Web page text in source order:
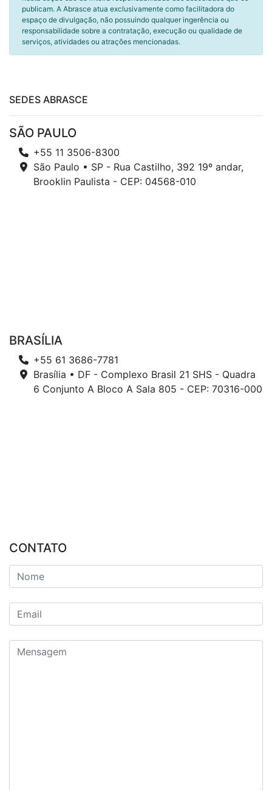
publicam. A Abrasce atua exclusivamente como facilitadora do
espaço de divulgação, não possuindo qualquer ingerência ou
responsabilidade sobre a contratação, execução ou qualidade de
serviços, atividades ou atrações mencionadas.
SEDES ABRASCE
SÃO PAULO
+55 11 3506-8300
São Paulo • SP - Rua Castilho, 392 19º andar,
Brooklin Paulista - CEP: 04568-010
BRASÍLIA
+55 61 3686-7781
Brasília • DF - Complexo Brasil 21 SHS - Quadra
6 Conjunto A Bloco A Sala 805 - CEP: 70316-000
CONTATO